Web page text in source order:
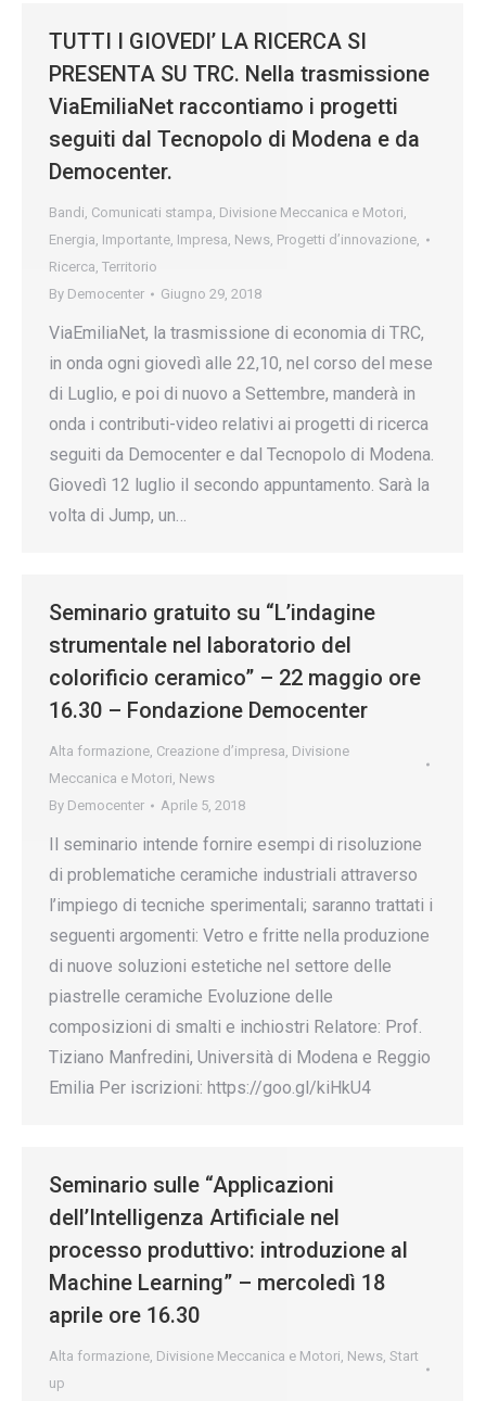
TUTTI I GIOVEDI’ LA RICERCA SI
PRESENTA SU TRC. Nella trasmissione
ViaEmiliaNet raccontiamo i progetti
seguiti dal Tecnopolo di Modena e da
Democenter.
Bandi, Comunicati stampa, Divisione Meccanica e Motori,
Energia, Importante, Impresa, News, Progetti d’innovazione,
Ricerca, Territorio
By Democenter Giugno 29, 2018
ViaEmiliaNet, la trasmissione di economia di TRC,
in onda ogni giovedì alle 22,10, nel corso del mese
di Luglio, e poi di nuovo a Settembre, manderà in
onda i contributi-video relativi ai progetti di ricerca
seguiti da Democenter e dal Tecnopolo di Modena.
Giovedì 12 luglio il secondo appuntamento. Sarà la
volta di Jump, un…
Seminario gratuito su “L’indagine
strumentale nel laboratorio del
colorificio ceramico” – 22 maggio ore
16.30 – Fondazione Democenter
Alta formazione, Creazione d’impresa, Divisione
Meccanica e Motori, News
By Democenter Aprile 5, 2018
Il seminario intende fornire esempi di risoluzione
di problematiche ceramiche industriali attraverso
l’impiego di tecniche sperimentali; saranno trattati i
seguenti argomenti: Vetro e fritte nella produzione
di nuove soluzioni estetiche nel settore delle
piastrelle ceramiche Evoluzione delle
composizioni di smalti e inchiostri Relatore: Prof.
Tiziano Manfredini, Università di Modena e Reggio
Emilia Per iscrizioni: https://goo.gl/kiHkU4
Seminario sulle “Applicazioni
dell’Intelligenza Artificiale nel
processo produttivo: introduzione al
Machine Learning” – mercoledì 18
aprile ore 16.30
Alta formazione, Divisione Meccanica e Motori, News, Start
up